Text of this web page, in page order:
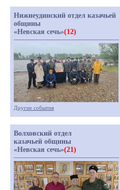
Нижнеудинский отдел казачьей
общины
«Невская сечь»(12)
Другие события
Волховский отдел
казачьей общины
«Невская сечь»(21)